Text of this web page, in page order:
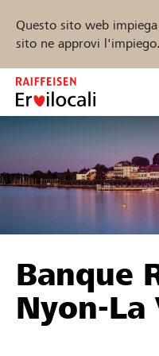
Questo sito web
sito ne approvi l'impiego.
Zum
Inhalt
springen
Sostenere
Aiuto &
Trova progetti e
Banque
Nyon-La